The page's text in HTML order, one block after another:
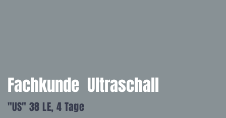
Fachkunde Ultraschall
"US" 38 LE, 4 Tage